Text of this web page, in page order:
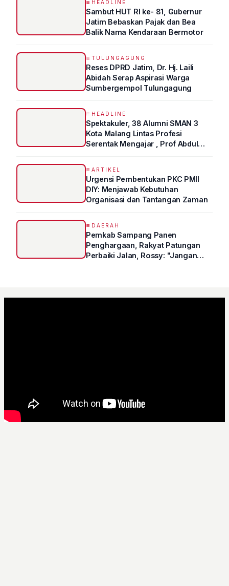
HEADLINE
Sambut HUT RI ke- 81, Gubernur
Jatim Bebaskan Pajak dan Bea
Balik Nama Kendaraan Bermotor
TULUNGAGUNG
Reses DPRD Jatim, Dr. Hj. Laili
Abidah Serap Aspirasi Warga
Sumbergempol Tulungagung
HEADLINE
Spektakuler, 38 Alumni SMAN 3
Kota Malang Lintas Profesi
Serentak Mengajar , Prof Abdul
ARTIKEL
Urgensi Pembentukan PKC PMII
DIY: Menjawab Kebutuhan
Organisasi dan Tantangan Zaman
DAERAH
Pemkab Sampang Panen
Penghargaan, Rakyat Patungan
Perbaiki Jalan, Rossy: "Jangan